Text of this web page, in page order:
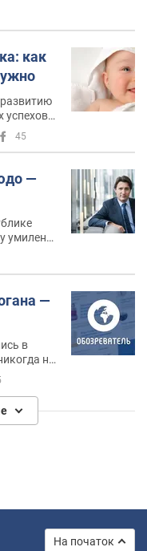
как
успехов
так
45
—
умиления
панд,
на
—
в
не
–
Реджеп
На початок